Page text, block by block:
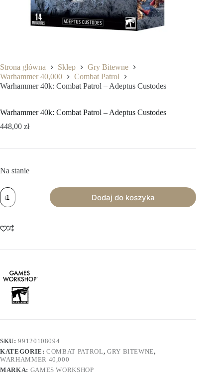
Strona główna Sklep
Gry Bitewne
Warhammer 40,000
Combat Patrol
Warhammer 40k: Combat Patrol – Adeptus Custodes
Warhammer 40k: Combat Patrol – Adeptus Custodes
448,00 zł
Na stanie
ilość
Warhammer
40k:
Patrol
-
Dodaj do koszyka
SKU:99120108094
KATEGORIE:COMBAT PATROL, GRY BITEWNE,
WARHAMMER 40,000
MARKA: GAMES WORKSHOP